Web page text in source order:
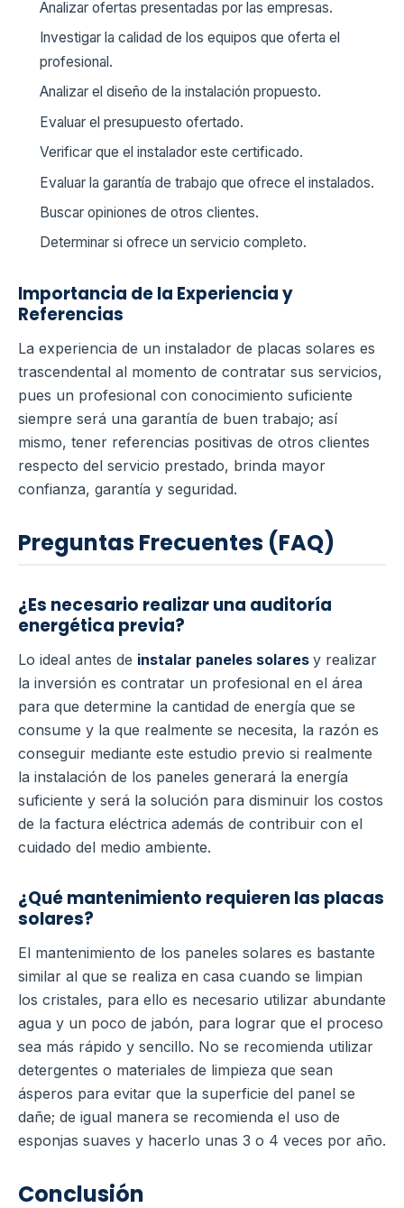
Analizar ofertas presentadas por las empresas.
Investigar la calidad de los equipos que oferta el
profesional.
Analizar el diseño de la instalación propuesto.
Evaluar el presupuesto ofertado.
Verificar que el instalador este certificado.
Evaluar la garantía de trabajo que ofrece el instalados.
Buscar opiniones de otros clientes.
Determinar si ofrece un servicio completo.
Importancia de la Experiencia y
Referencias
La experiencia de un instalador de placas solares es
trascendental al momento de contratar sus servicios,
pues un profesional con conocimiento suficiente
siempre será una garantía de buen trabajo; así
mismo, tener referencias positivas de otros clientes
respecto del servicio prestado, brinda mayor
confianza, garantía y seguridad.
Preguntas Frecuentes (FAQ)
¿Es necesario realizar una auditoría
energética previa?
Lo ideal antes de instalar paneles solares y realizar
la inversión es contratar un profesional en el área
para que determine la cantidad de energía que se
consume y la que realmente se necesita, la razón es
conseguir mediante este estudio previo si realmente
la instalación de los paneles generará la energía
suficiente y será la solución para disminuir los costos
de la factura eléctrica además de contribuir con el
cuidado del medio ambiente.
¿Qué mantenimiento requieren las placas
solares?
El mantenimiento de los paneles solares es bastante
similar al que se realiza en casa cuando se limpian
los cristales, para ello es necesario utilizar abundante
agua y un poco de jabón, para lograr que el proceso
sea más rápido y sencillo. No se recomienda utilizar
detergentes o materiales de limpieza que sean
ásperos para evitar que la superficie del panel se
dañe; de igual manera se recomienda el uso de
esponjas suaves y hacerlo unas 3 o 4 veces por año.
Conclusión